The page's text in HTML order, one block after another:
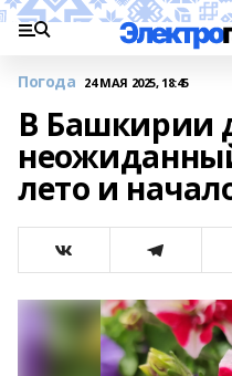
Погода 24 МАЯ 2025, 18:45
В Башкирии
лето и